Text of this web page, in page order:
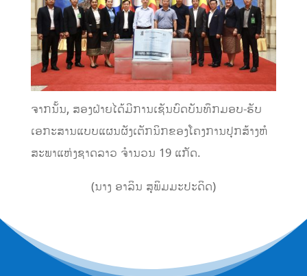
ຈາກນັ້ນ, ສອງຝ່າຍໄດ້ມີການເຊັນບົດບັນທຶກມອບ-ຮັບ
ເອກະສານແບບແຜນຜັງເຕັກນິກຂອງໂຄງການປຸກສ້າງຫໍ
ສະພາແຫ່ງຊາດລາວ ຈຳນວນ 19 ແກັດ.
(ນາງ ອາລິນ ສຸພິມມະປະດິດ)